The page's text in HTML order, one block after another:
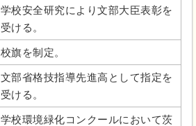
学校安全研究により文部大臣表彰を
受ける。
校旗を制定。
文部省格技指導先進高として指定を
受ける。
学校環境緑化コンクールにおいて茨